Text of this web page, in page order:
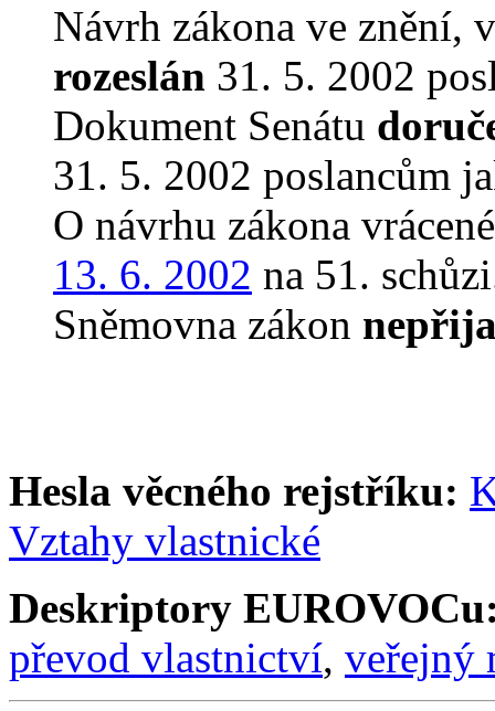
Návrh zákona ve znění,
rozeslán 31. 5. 2002
Dokument Senátu
31. 5. 2002 poslancům
O návrhu zákona
13. 6. 2002 na 51.
Sněmovna zákon
Hesla věcného rejstříku:
Vztahy vlastnické
Deskriptory
převod vlastnictví, veřejný